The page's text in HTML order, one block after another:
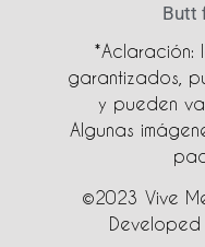
Butt
*Aclaración:
garantizados,
y pueden
Algunas
©2023 Vive